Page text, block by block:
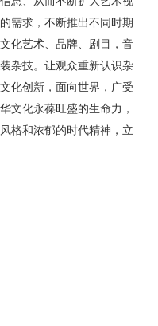
需求，不断推出不同时期
化艺术、品牌、剧目，音
杂技。让观众重新认识杂
化创新，面向世界，广受
文化永葆旺盛的生命力，
格和浓郁的时代精神，立